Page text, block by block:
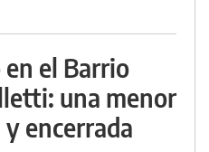
el Barrio
una menor
encerrada